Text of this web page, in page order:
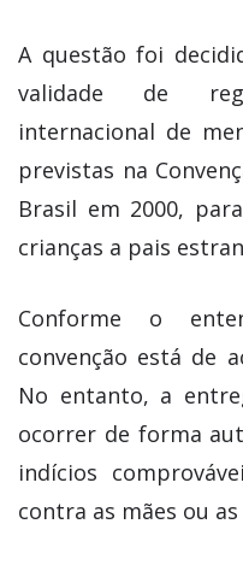
A questão foi
validade de
internacional de
previstas na
Brasil em 2000,
crianças a pais
Conforme o
convenção está de
No entanto, a
ocorrer de forma
indícios
contra as mães ou